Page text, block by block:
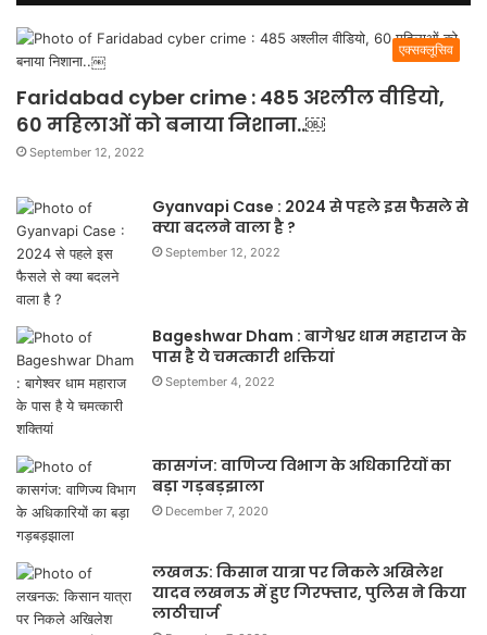
एक्सक्लूसिव
Faridabad cyber crime : 485 अश्लील वीडियो,
60 महिलाओं को बनाया निशाना..￼
September 12, 2022
Gyanvapi Case : 2024 से पहले इस फैसले से
क्या बदलने वाला है ?
September 12, 2022
Bageshwar Dham : बागेश्वर धाम महाराज के
पास है ये चमत्कारी शक्तियां
September 4, 2022
कासगंज: वाणिज्य विभाग के अधिकारियों का
बड़ा गड़बड़झाला
December 7, 2020
लखनऊ: किसान यात्रा पर निकले अखिलेश
यादव लखनऊ में हुए गिरफ्तार, पुलिस ने किया
लाठीचार्ज